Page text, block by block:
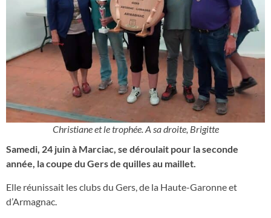
Christiane et le trophée. A sa droite, Brigitte
Samedi, 24 juin à Marciac, se déroulait pour la seconde
année, la coupe du Gers de quilles au maillet.
Elle réunissait les clubs du Gers, de la Haute-Garonne et
d’Armagnac.